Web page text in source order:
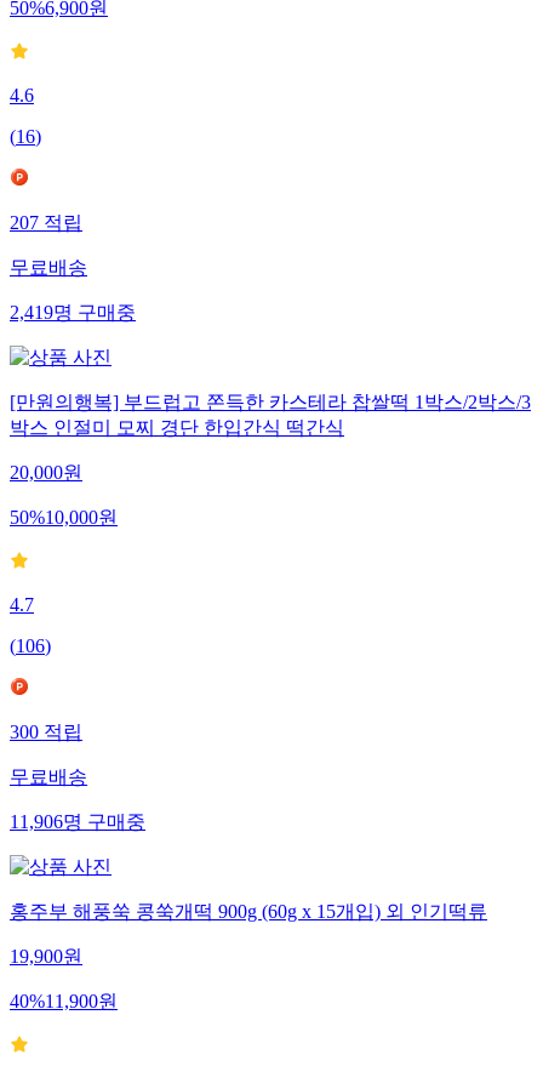
50%6,900원
4.6
(16)
207적립
무료배송
2,419명구매중
[만원의행복] 부드럽고 쫀득한 카스테라 찹쌀떡 1박스/2박스/3
박스 인절미 모찌 경단 한입간식 떡간식
20,000원
50%10,000원
4.7
(106)
300적립
무료배송
11,906명구매중
홍주부 해풍쑥 콩쑥개떡 900g (60g x 15개입) 외 인기떡류
19,900원
40%11,900원